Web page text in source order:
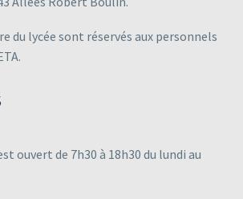
du lycée sont réservés aux personnels
ouvert de 7h30 à 18h30 du lundi au